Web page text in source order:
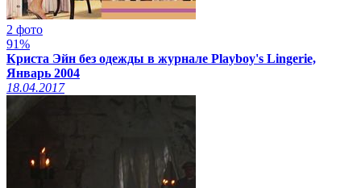
2 фото
91%
Криста Эйн без одежды в журнале Playboy's Lingerie,
Январь 2004
18.04.2017